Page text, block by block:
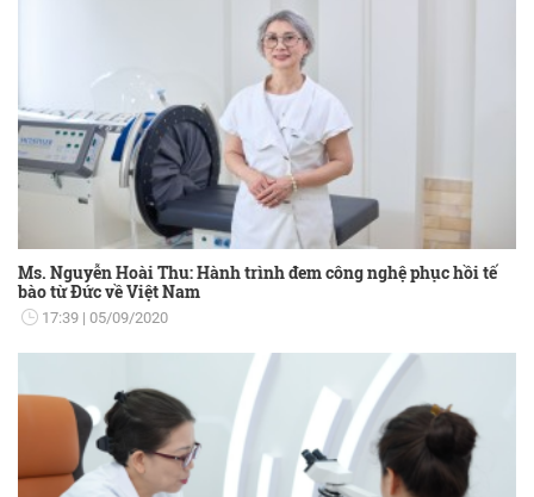
Ms. Nguyễn Hoài Thu: Hành trình đem công nghệ phục hồi tế
bào từ Đức về Việt Nam
17:39 05/09/2020